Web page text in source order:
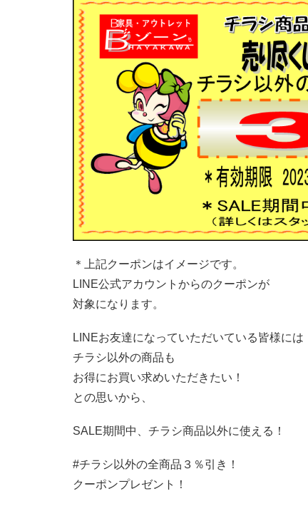
＊上記クーポンはイメージです。
LINE公式アカウントからのクーポンが
対象になります。
LINEお友達になっていただいている皆様には
チラシ以外の商品も
お得にお買い求めいただきたい！
との思いから、
SALE期間中、チラシ商品以外に使える！
#チラシ以外の全商品３％引き！
クーポンプレゼント！